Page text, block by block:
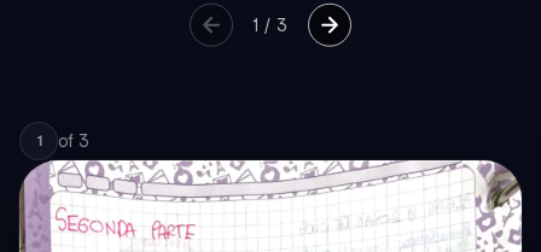
1 / 3
1 of 3